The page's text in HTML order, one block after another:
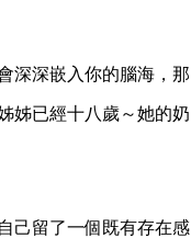
深深嵌入你的腦海，那
姊已經十八歲～她的奶
己留了一個既有存在感